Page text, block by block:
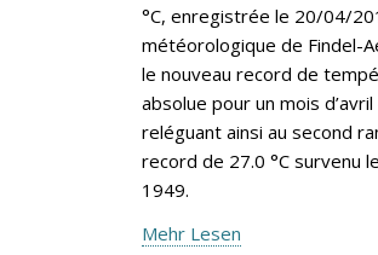
°C, enregistrée le 20/04/
météorologique de Findel-
le nouveau record de
absolue pour un mois
reléguant ainsi au second
record de 27.0 °C survenu
1949.
Mehr Lesen